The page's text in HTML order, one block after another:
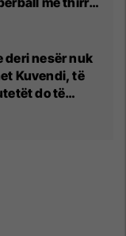
nga
deri nesër nuk
Kuvendi, të
do të
të rëndë